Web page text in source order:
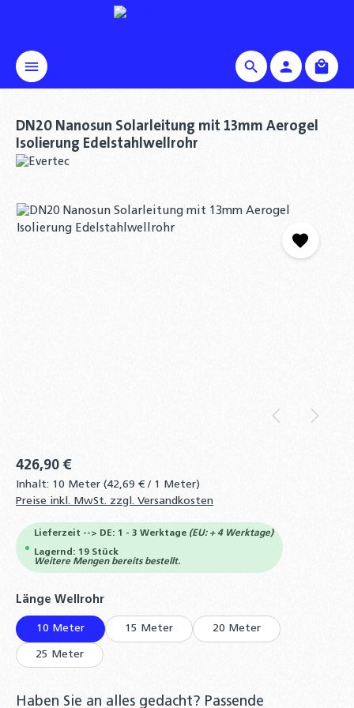
DN20 Nanosun Solarleitung mit 13mm Aerogel
Isolierung Edelstahlwellrohr
Bildergalerie überspringen
426,90 €
Inhalt: 10 Meter (42,69 € / 1 Meter)
Preise inkl. MwSt. zzgl. Versandkosten
Lieferzeit --> DE: 1 - 3 Werktage (EU: + 4 Werktage)
Lagernd: 19 Stück
Weitere Mengen bereits bestellt.
Länge Wellrohrauswählen
10 Meter 15 Meter 20 Meter
25 Meter
Haben Sie an alles gedacht? Passende